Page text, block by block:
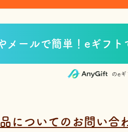
のe
についてのお問い合